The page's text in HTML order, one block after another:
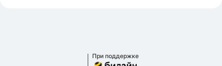
При поддержке